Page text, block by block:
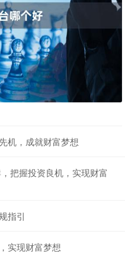
机，成就财富梦想
把握投资良机，实现财富
指引
实现财富梦想